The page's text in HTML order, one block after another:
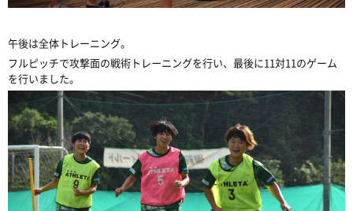
午後は全体トレーニング。
フルピッチで攻撃面の戦術トレーニングを行い、最後に11対11のゲーム
を行いました。